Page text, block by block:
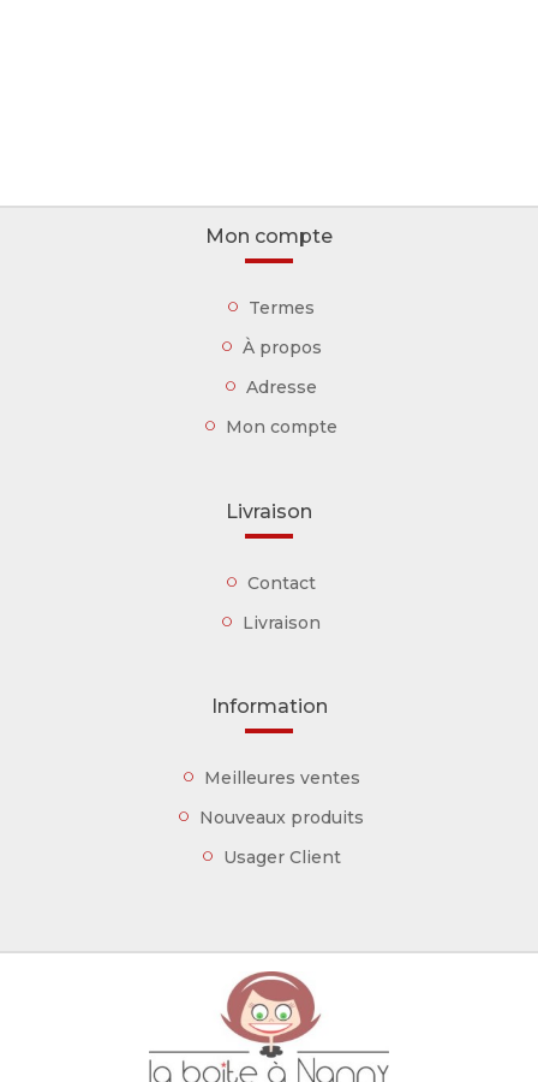
Mon compte
Termes
À propos
Adresse
Mon compte
Livraison
Contact
Livraison
Information
Meilleures ventes
Nouveaux produits
Usager Client